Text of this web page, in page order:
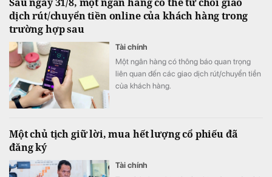
dịch rút/chuyển tiền online của khách hàng trong
trường hợp sau
Tài chính
Một ngân hàng có thông báo quan trọng
liên quan đến các giao dịch rút/chuyển tiền
của khách hàng.
Một chủ tịch giữ lời, mua hết lượng cổ phiếu đã
đăng ký
Tài chính